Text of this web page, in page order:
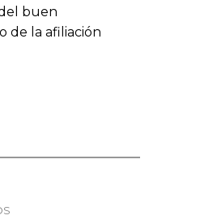
buen
de la afiliación